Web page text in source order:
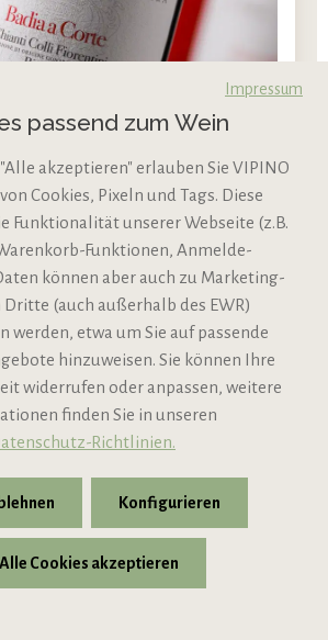
Fiorentini Riserva 2019
& saftig
29,80 € UVP 24,95 €
Impressum
passend zum Wein
akzeptieren" erlauben Sie VIPINO
Cookies, Pixeln und Tags. Diese
Funktionalität unserer Webseite (z.B.
Funktionen, Anmelde-
können aber auch zu Marketing-
Dritte (auch außerhalb des EWR)
werden, etwa um Sie auf passende
hinzuweisen. Sie können Ihre
widerrufen oder anpassen, weitere
finden Sie in unseren
Richtlinien.
Konfigurieren
Alle Cookies akzeptieren